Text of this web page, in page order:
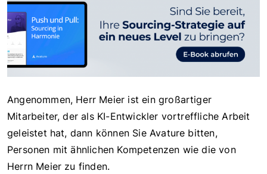
Angenommen, Herr Meier ist ein großartiger
Mitarbeiter, der als KI-Entwickler vortreffliche Arbeit
geleistet hat, dann können Sie Avature bitten,
Personen mit ähnlichen Kompetenzen wie die von
Herrn Meier zu finden.